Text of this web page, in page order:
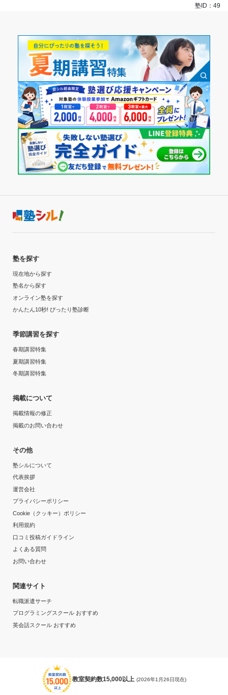
塾ID：49
塾を探す
現在地から探す
塾名から探す
オンライン塾を探す
かんたん10秒! ぴったり塾診断
季節講習を探す
春期講習特集
夏期講習特集
冬期講習特集
掲載について
掲載情報の修正
掲載のお問い合わせ
その他
塾シルについて
代表挨拶
運営会社
プライバシーポリシー
Cookie（クッキー）ポリシー
利用規約
口コミ投稿ガイドライン
よくある質問
お問い合わせ
関連サイト
転職派遣サーチ
プログラミングスクール おすすめ
英会話スクール おすすめ
教室契約数15,000以上 (2026年1月26日現在)